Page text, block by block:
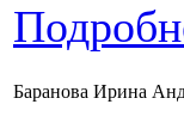
Баранова Ирина